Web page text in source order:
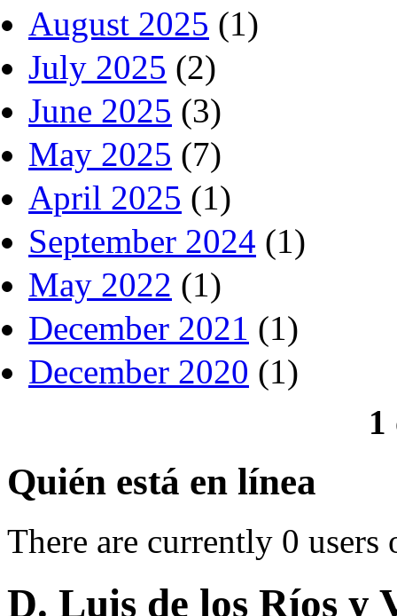
August 2025 (1)
July 2025 (2)
June 2025 (3)
May 2025 (7)
April 2025 (1)
September 2024 (1)
May 2022 (1)
December 2021 (1)
December 2020 (1)
1
Quién está en línea
There are currently 0 users
D. Luis de los Ríos y